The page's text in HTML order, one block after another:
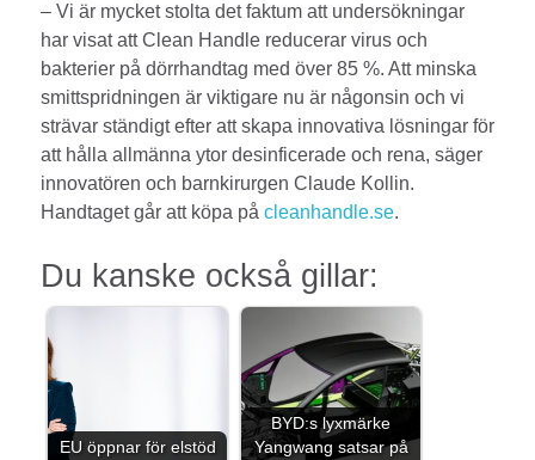
– Vi är mycket stolta det faktum att undersökningar
har visat att Clean Handle reducerar virus och
bakterier på dörrhandtag med över 85 %. Att minska
smittspridningen är viktigare nu är någonsin och vi
strävar ständigt efter att skapa innovativa lösningar för
att hålla allmänna ytor desinficerade och rena, säger
innovatören och barnkirurgen Claude Kollin.
Handtaget går att köpa på cleanhandle.se.
Du kanske också gillar:
EU öppnar för elstöd
BYD:s lyxmärke
Yangwang satsar på